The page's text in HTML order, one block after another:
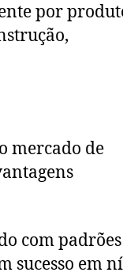
por
mercado de
com
sucesso em